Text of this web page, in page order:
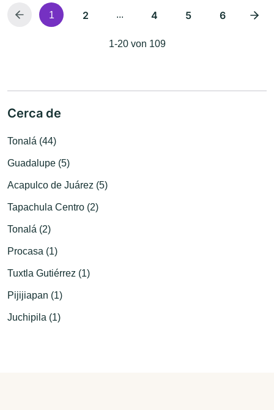
1 2 ... 4 5 6
1-20 von 109
Cerca de
Tonalá (44)
Guadalupe (5)
Acapulco de Juárez (5)
Tapachula Centro (2)
Tonalá (2)
Procasa (1)
Tuxtla Gutiérrez (1)
Pijijiapan (1)
Juchipila (1)